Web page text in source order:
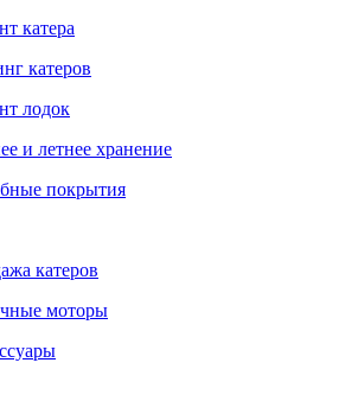
катера
катеров
лодок
и летнее хранение
покрытия
катеров
моторы